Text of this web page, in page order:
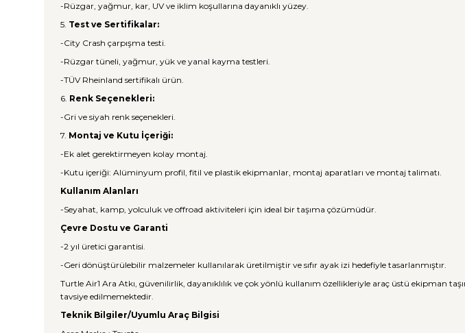
-Rüzgar, yağmur, kar, UV ve iklim koşullarına dayanıklı yüzey.
5. Test ve Sertifikalar:
-City Crash çarpışma testi.
-Rüzgar tüneli, yağmur, yük ve yanal kayma testleri.
-TÜV Rheinland sertifikalı ürün.
6. Renk Seçenekleri:
-Gri ve siyah renk seçenekleri.
7. Montaj ve Kutu İçeriği:
-Ek alet gerektirmeyen kolay montaj.
-Kutu içeriği: Alüminyum profil, fitil ve plastik ekipmanlar, montaj aparatları ve montaj talimatı.
Kullanım Alanları
-Seyahat, kamp, yolculuk ve offroad aktiviteleri için ideal bir taşıma çözümüdür.
Çevre Dostu ve Garanti
-2 yıl üretici garantisi.
-Geri dönüştürülebilir malzemeler kullanılarak üretilmiştir ve sıfır ayak izi hedefiyle tasarlanmıştır.
Turtle Air1 Ara Atkı, güvenilirlik, dayanıklılık ve çok yönlü kullanım özellikleriyle araç üstü ekipman
tavsiye edilmemektedir.
Teknik Bilgiler/Uyumlu Araç Bilgisi